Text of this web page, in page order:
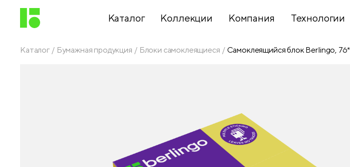
Каталог Коллекции Компания Технологии
Каталог Бумажная продукция Блоки самоклеящиеся Самоклеящийся блок Berlingo,